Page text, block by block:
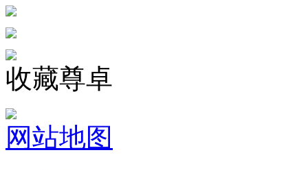
收藏尊卓
网站地图